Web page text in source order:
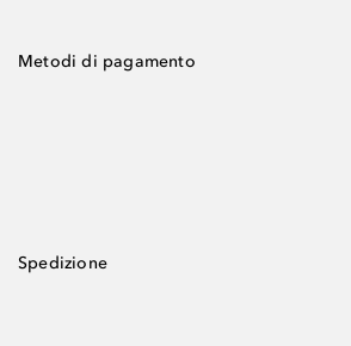
Metodi di pagamento
Spedizione